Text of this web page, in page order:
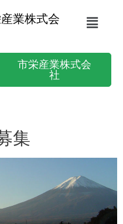
業株式会
市栄産業株式会
社
集